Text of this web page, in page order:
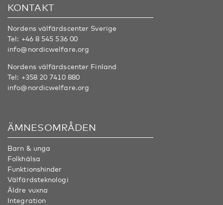
KONTAKT
Nordens välfärdscenter Sverige
Tel: +46 8 545 536 00
info@nordicwelfare.org
Nordens välfärdscenter Finland
Tel: +358 20 7410 880
info@nordicwelfare.org
ÄMNESOMRÅDEN
Barn & unga
Folkhälsa
Funktionshinder
Välfärdsteknologi
Äldre vuxna
Integration